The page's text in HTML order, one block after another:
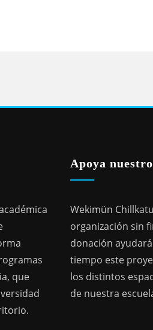
que
Apoya
Wekimün
organización sin
donación
tiempo este
los distintos
de nuestra